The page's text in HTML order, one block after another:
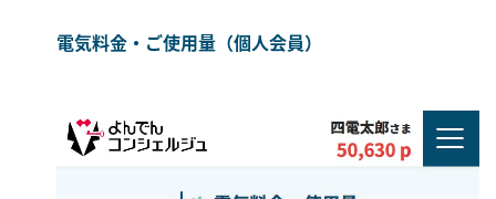
電気料金・ご使用量（個人会員）